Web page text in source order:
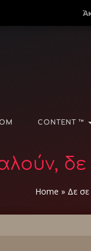
CONTENT ™
δε
Home » Δε